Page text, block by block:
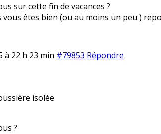
sur cette fin de vacances ?
vous êtes bien (ou au moins un peu )
à 22 h 23 min #79853 Répondre
isolée
?